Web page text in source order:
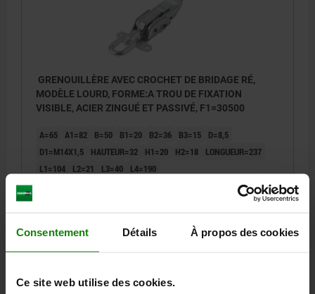
Consentement Détails À propos des cookies
Ce site web utilise des cookies.
GRENOUILLÈRE AVEC CROCHET DE BRIDAGE RÉ,
MODÈLE LOURD, FORME:A TROU DE FIXATION
VISIBLE, ACIER ZINGUÉ ET PASSIVÉ, F1=30500
A=65 A1=82 B=50 B1=20 B2=36 B3=15
D=8,5
D1=M14X1,5
HAUTEUR=32 H1=20 H2=18
LONGUEUR=237
L1=104
L2=21 L3=40
L4=190
hors TVA